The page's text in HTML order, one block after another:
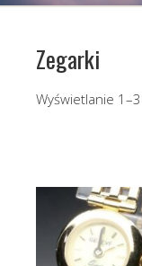
Zegarki
Wyświetlanie